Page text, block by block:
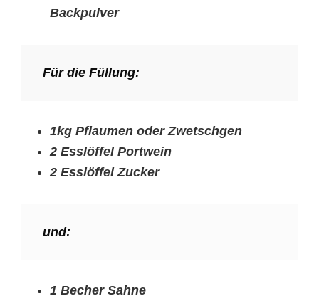
Backpulver
Für die Füllung:
1kg Pflaumen oder Zwetschgen
2 Esslöffel Portwein
2 Esslöffel Zucker
und:
1 Becher Sahne